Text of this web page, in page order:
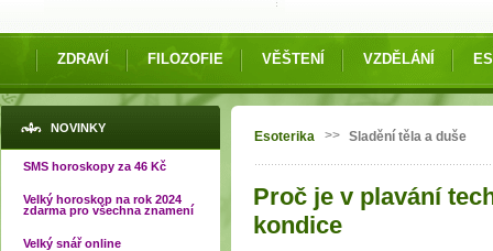
ZDRAVÍ FILOZOFIE VĚŠTENÍ VZDĚLÁNÍ
NOVINKY
SMS horoskopy za 46 Kč
Velký horoskop na rok 2024
zdarma pro všechna znamení
Velký snář online
Jste zde
Esoterika >> Sladění těla a duše
Proč je v plavání
kondice